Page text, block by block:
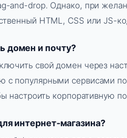
and-drop. Однако, при
HTML, CSS или JS-
домен и почту?
свой домен через
с популярными сервисами
настроить корпоративную
интернет-магазина?